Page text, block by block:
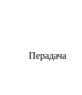
Перадача